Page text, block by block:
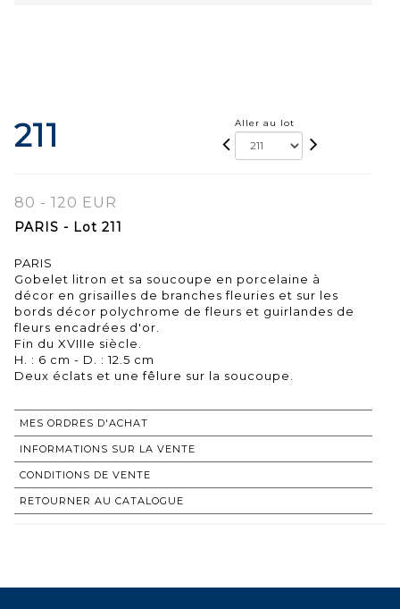
211 Aller au lot
80 - 120 EUR
PARIS - Lot 211
PARIS
Gobelet litron et sa soucoupe en porcelaine à
décor en grisailles de branches fleuries et sur les
bords décor polychrome de fleurs et guirlandes de
fleurs encadrées d'or.
Fin du XVIIIe siècle.
H. : 6 cm - D. : 12.5 cm
Deux éclats et une fêlure sur la soucoupe.
MES ORDRES D'ACHAT
INFORMATIONS SUR LA VENTE
CONDITIONS DE VENTE
RETOURNER AU CATALOGUE